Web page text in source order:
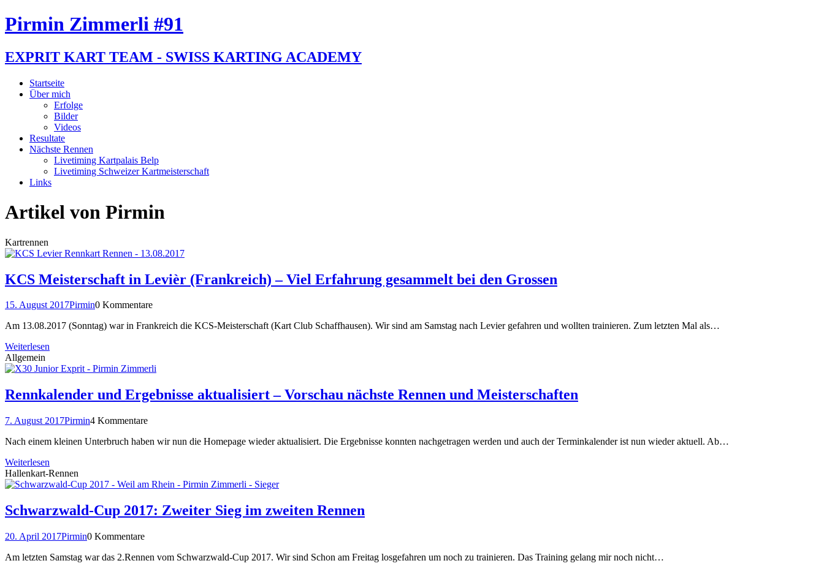
Pirmin Zimmerli #91
EXPRIT KART TEAM - SWISS KARTING ACADEMY
Startseite
Über mich
Erfolge
Bilder
Videos
Resultate
Nächste Rennen
Livetiming Kartpalais Belp
Livetiming Schweizer Kartmeisterschaft
Links
Artikel von Pirmin
Kartrennen
KCS Meisterschaft in Levièr (Frankreich) – Viel Erfahrung gesammelt bei den Grossen
15. August 2017Pirmin0 Kommentare
Am 13.08.2017 (Sonntag) war in Frankreich die KCS-Meisterschaft (Kart Club Schaffhausen). Wir sind am Samstag nach Levier gefahren und wollten trainieren. Zum letzten Mal als…
Weiterlesen
Allgemein
Rennkalender und Ergebnisse aktualisiert – Vorschau nächste Rennen und Meisterschaften
7. August 2017Pirmin4 Kommentare
Nach einem kleinen Unterbruch haben wir nun die Homepage wieder aktualisiert. Die Ergebnisse konnten nachgetragen werden und auch der Terminkalender ist nun wieder aktuell. Ab…
Weiterlesen
Hallenkart-Rennen
Schwarzwald-Cup 2017: Zweiter Sieg im zweiten Rennen
20. April 2017Pirmin0 Kommentare
Am letzten Samstag war das 2.Rennen vom Schwarzwald-Cup 2017. Wir sind Schon am Freitag losgefahren um noch zu trainieren. Das Training gelang mir noch nicht…